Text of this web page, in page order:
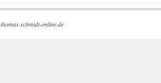
thomas-schmidt-online.de